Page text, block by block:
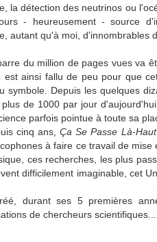
la détection des neutrinos ou
- heureusement - source
autant qu'à moi, d'innombrables
du million de pages vues va
est ainsi fallu de peu pour que
symbole. Depuis les quelques
de 1000 par jour
parfois pointue à toute sa
cinq ans,Ça Se Passe Là-Haut
à faire ce travail de
ces recherches, les plus
difficilement imaginable, cet
durant ses 5 premières
de chercheurs scientifiques...